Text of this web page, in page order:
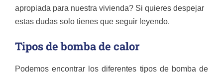
apropiada para nuestra vivienda? Si quieres despejar
estas dudas solo tienes que seguir leyendo.
Tipos de bomba de calor
Podemos encontrar los diferentes tipos de bomba de